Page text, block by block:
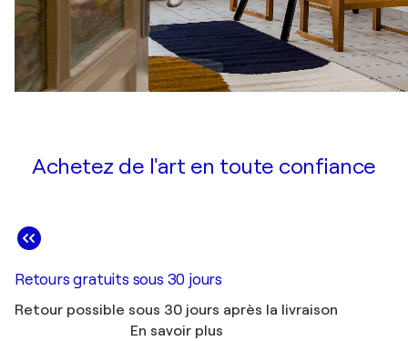
Achetez de l'art en toute confiance
Retours gratuits sous 30 jours
Retour possible sous 30 jours après la livraison
En savoir plus